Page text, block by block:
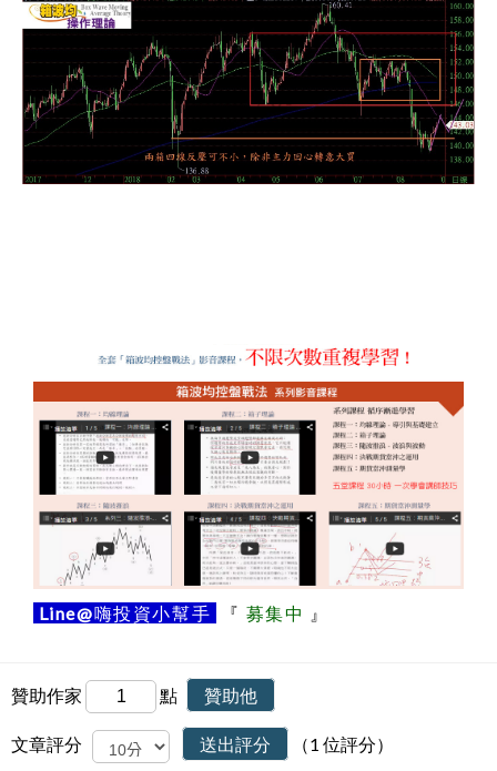
Line@嗨投資小幫手 『 募集中 』
贊助作家 點 贊助他
文章評分 送出評分 （1 位評分）